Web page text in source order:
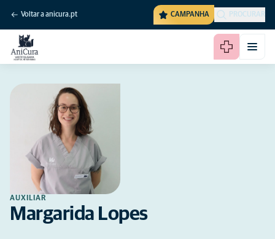
Voltar a anicura.pt CAMPANHA PROCURAR
AUXILIAR
Margarida Lopes